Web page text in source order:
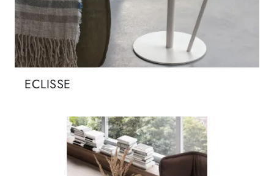
ECLISSE